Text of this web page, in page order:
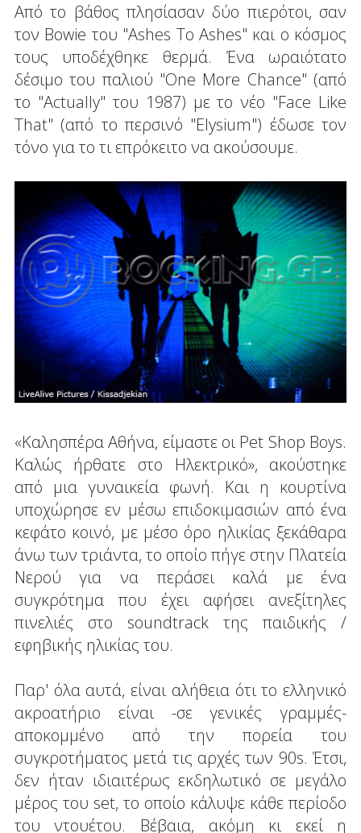
Από το βάθος πλησίασαν δύο πιερότοι, σαν
τον Bowie του "Ashes To Ashes" και ο κόσμος
τους υποδέχθηκε θερμά. Ένα ωραιότατο
δέσιμο του παλιού "One More Chance" (από
το "Actually" του 1987) με το νέο "Face Like
That" (από το περσινό "Elysium") έδωσε τον
τόνο για το τι επρόκειτο να ακούσουμε.
«Καλησπέρα Αθήνα, είμαστε οι Pet Shop Boys.
Καλώς ήρθατε στο Ηλεκτρικό», ακούστηκε
από μια γυναικεία φωνή. Και η κουρτίνα
υποχώρησε εν μέσω επιδοκιμασιών από ένα
κεφάτο κοινό, με μέσο όρο ηλικίας ξεκάθαρα
άνω των τριάντα, το οποίο πήγε στην Πλατεία
Νερού για να περάσει καλά με ένα
συγκρότημα που έχει αφήσει ανεξίτηλες
πινελιές στο soundtrack της παιδικής /
εφηβικής ηλικίας του.
Παρ' όλα αυτά, είναι αλήθεια ότι το ελληνικό
ακροατήριο είναι -σε γενικές γραμμές-
αποκομμένο από την πορεία του
συγκροτήματος μετά τις αρχές των 90s. Έτσι,
δεν ήταν ιδιαιτέρως εκδηλωτικό σε μεγάλο
μέρος του set, το οποίο κάλυψε κάθε περίοδο
του ντουέτου. Βέβαια, ακόμη κι εκεί η